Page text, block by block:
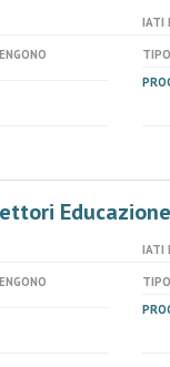
IATI
IATI